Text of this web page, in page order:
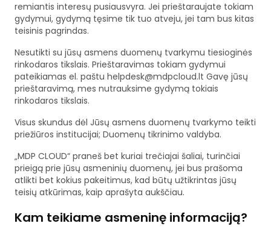
remiantis interesų pusiausvyra. Jei prieštaraujate tokiam
gydymui, gydymą tęsime tik tuo atveju, jei tam bus kitas
teisinis pagrindas.
Nesutikti su jūsų asmens duomenų tvarkymu tiesioginės
rinkodaros tikslais. Prieštaravimas tokiam gydymui
pateikiamas el. paštu helpdesk@mdpcloud.lt Gavę jūsų
prieštaravimą, mes nutrauksime gydymą tokiais
rinkodaros tikslais.
Visus skundus dėl Jūsų asmens duomenų tvarkymo teikti
priežiūros institucijai; Duomenų tikrinimo valdyba.
„MDP CLOUD“ praneš bet kuriai trečiajai šaliai, turinčiai
prieigą prie jūsų asmeninių duomenų, jei bus prašoma
atlikti bet kokius pakeitimus, kad būtų užtikrintas jūsų
teisių atkūrimas, kaip aprašyta aukščiau.
Kam teikiame asmeninę informaciją?